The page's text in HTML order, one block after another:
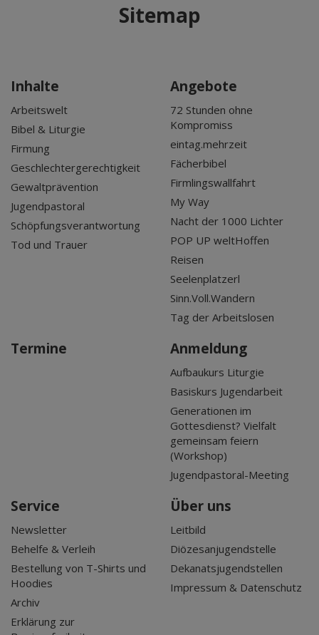
Sitemap
Inhalte
Arbeitswelt
Bibel & Liturgie
Firmung
Geschlechtergerechtigkeit
Gewaltprävention
Jugendpastoral
Schöpfungsverantwortung
Tod und Trauer
Angebote
72 Stunden ohne
Kompromiss
eintag.mehrzeit
Fächerbibel
Firmlingswallfahrt
My Way
Nacht der 1000 Lichter
POP UP weltHoffen
Reisen
Seelenplatzerl
Sinn.Voll.Wandern
Tag der Arbeitslosen
Termine Anmeldung
Aufbaukurs Liturgie
Basiskurs Jugendarbeit
Generationen im
Gottesdienst? Vielfalt
gemeinsam feiern
(Workshop)
Jugendpastoral-Meeting
Service
Newsletter
Behelfe & Verleih
Bestellung von T-Shirts und
Hoodies
Archiv
Erklärung zur
Über uns
Leitbild
Diözesanjugendstelle
Dekanatsjugendstellen
Impressum & Datenschutz